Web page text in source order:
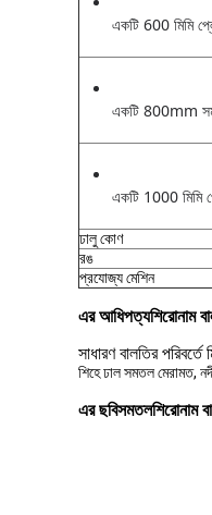
একটি 600 মিমি
একটি 800mm
একটি 1000 মিমি
ঢালু কোণ
রঙ
প্রযোজ্য মেশিন
এর আধিপত্যশিরোনাম
সাধারণ বালতির
শিহে ঢাল সমতল মেরামত,
এর ছবিসমতলশিরোনাম